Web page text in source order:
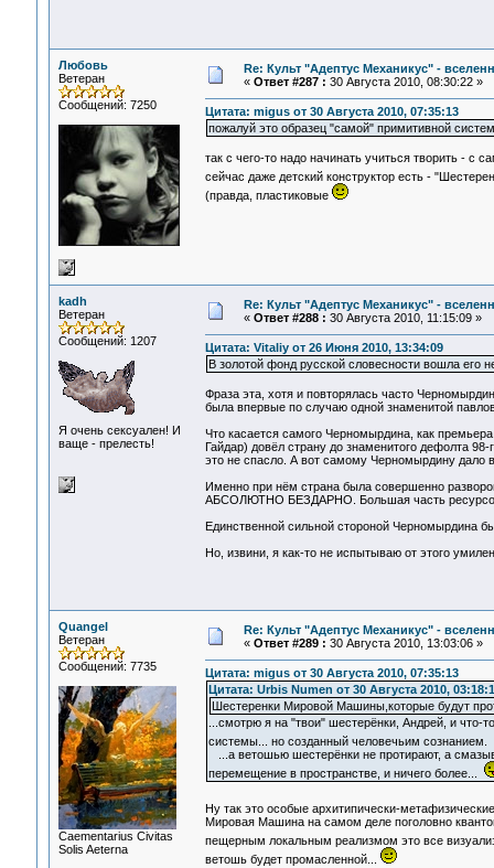
Любовь
Ветеран
Сообщений: 7250
Re: Культ "Адептус Механикус" -
« Ответ #287 : 30 Августа 2010, 08:30:22 »
Цитата: migus от 30 Августа 2010, 07:35:13
пожалуй это образец "самой" примитивной
так с чего-то надо начинать учиться творить - с
сейчас даже детский конструктор есть -
(правда, пластиковые
kadh
Ветеран
Сообщений: 1207
Я очень сексуален! И
ваще - прелесть!
Re: Культ "Адептус Механикус" -
« Ответ #288 : 30 Августа 2010, 11:15:09 »
Цитата: Vitaliy от 26 Июня 2010, 13:34:09
В золотой фонд русской словесности вошла его
Фраза эта, хотя и повторялась часто
была впервые по случаю одной знаменитой
Что касается самого Черномырдина, как
Гайдар) довёл страну до знаменитого дефолта
это не спасло. А вот самому Черномырдину дало
Именно при нём страна была совершенно
АБСОЛЮТНО БЕЗДАРНО. Большая часть ресурсов
Единственной сильной стороной Черномырдина
Но, извини, я как-то не испытываю от этого
Quangel
Ветеран
Сообщений: 7735
Сaementarius Civitas
Solis Aeterna
Re: Культ "Адептус Механикус" -
« Ответ #289 : 30 Августа 2010, 13:03:06 »
Цитата: migus от 30 Августа 2010, 07:35:13
Цитата: Urbis Numen от 30 Августа 2010,
Шестеренки Мировой Машины,которые будут
...смотрю я на "твои" шестерёнки, Андрей, и
системы... но созданный человечьим сознанием.
...а ветошью шестерёнки не протирают, а
перемещение в пространстве, и ничего более...
Ну так это особые архитипически-
Мировая Машина на самом деле поголовно
пещерным локальным реализмом это все
ветошь будет промасленной...